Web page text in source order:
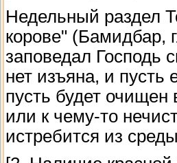
Недельный раздел
корове" (Бамидбар,
заповедал Господь
нет изъяна, и пусть
пусть будет очищен
или к чему-то
истребится из